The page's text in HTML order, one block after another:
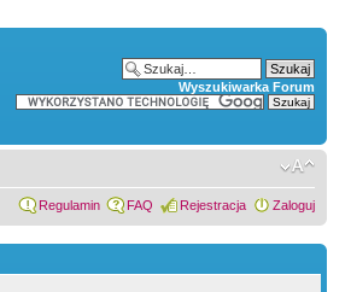
Wyszukiwarka Forum
Regulamin FAQ Rejestracja Zaloguj